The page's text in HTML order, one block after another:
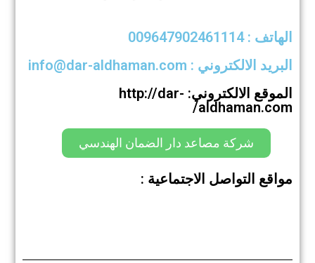
الهاتف : 009647902461114
البريد الالكتروني : info@dar-aldhaman.com
الموقع الالكتروني: http://dar-
aldhaman.com/
شركة مصاعد دار الضمان الهندسي
مواقع التواصل الاجتماعية :